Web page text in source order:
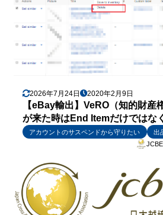
2026年7月24日 2020年2月9日
【eBay輸出】VeRO（知的財産
が来た時はEnd Itemだけではな
アカウントのサスペンドから守りたい
出